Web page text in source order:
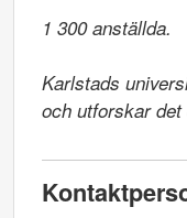
1 300 anställda.
Karlstads
och utforskar det